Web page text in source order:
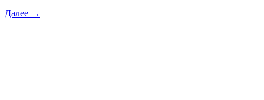
Далее →